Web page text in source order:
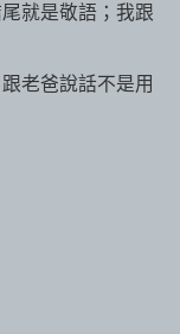
就是敬語；我跟
老爸說話不是用